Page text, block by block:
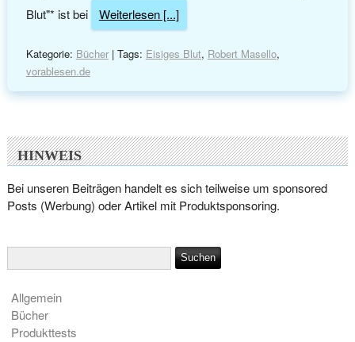
Blut"* ist bei
Weiterlesen [...]
Kategorie: Bücher| Tags: Eisiges Blut, Robert Masello,
vorablesen.de
HINWEIS
Bei unseren Beiträgen handelt es sich teilweise um sponsored
Posts (Werbung) oder Artikel mit Produktsponsoring.
Allgemein
Bücher
Produkttests